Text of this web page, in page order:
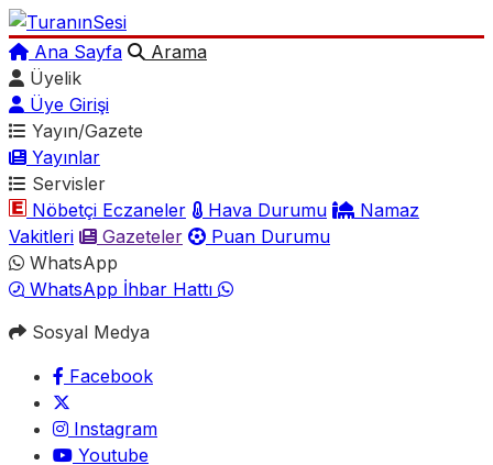
Ana Sayfa
Arama
Üyelik
Üye Girişi
Yayın/Gazete
Yayınlar
Servisler
Nöbetçi Eczaneler
Hava Durumu
Namaz
Vakitleri
Gazeteler
Puan Durumu
WhatsApp
WhatsApp İhbar Hattı
Sosyal Medya
Facebook
Instagram
Youtube